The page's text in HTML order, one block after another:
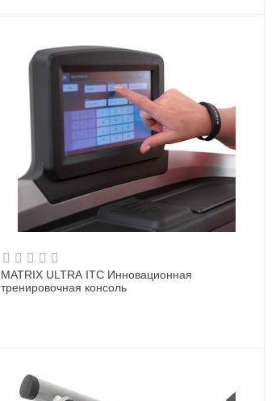
MATRIX ULTRA ITC Инновационная
тренировочная консоль